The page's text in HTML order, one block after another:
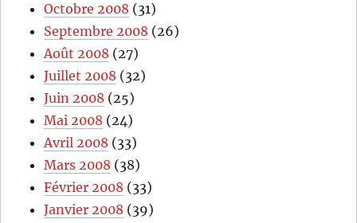
Octobre 2008 (31)
Septembre 2008 (26)
Août 2008 (27)
Juillet 2008 (32)
Juin 2008 (25)
Mai 2008 (24)
Avril 2008 (33)
Mars 2008 (38)
Février 2008 (33)
Janvier 2008 (39)